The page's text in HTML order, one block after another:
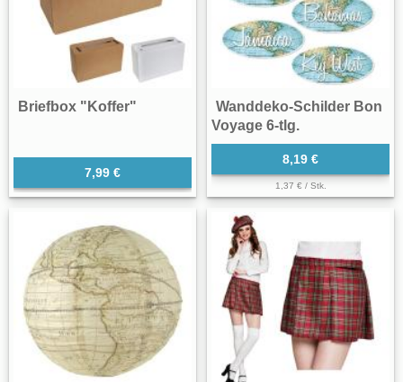
Briefbox "Koffer"
7,99 €
Wanddeko-Schilder Bon
Voyage 6-tlg.
8,19 €
1,37 € / Stk.